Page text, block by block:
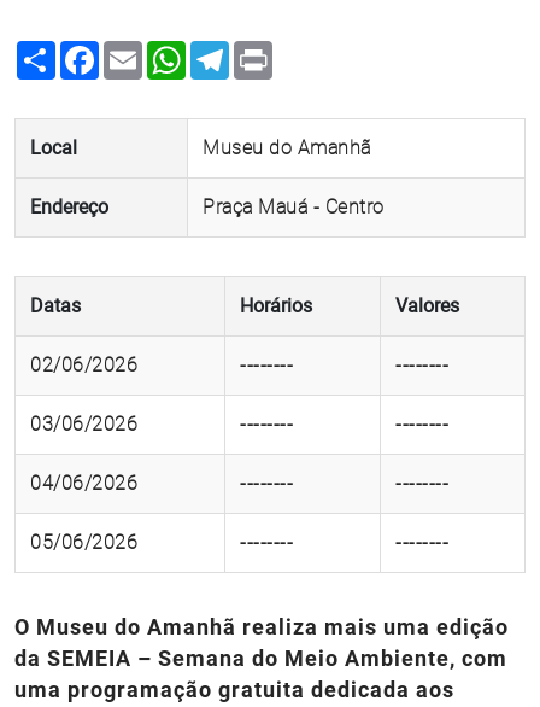
Share Facebook
Email WhatsApp
Telegram
Local Museu do Amanhã
Endereço Praça Mauá - Centro
Datas Horários Valores
02/06/2026 -------- --------
03/06/2026 -------- --------
04/06/2026 -------- --------
05/06/2026 -------- --------
O Museu do Amanhã realiza mais uma edição
da SEMEIA – Semana do Meio Ambiente, com
uma programação gratuita dedicada aos